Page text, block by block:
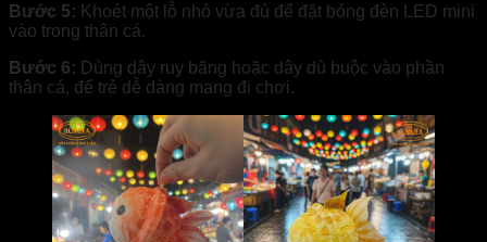
Bước 5: Khoét một lỗ nhỏ vừa đủ để đặt bóng đèn LED mini
vào trong thân cá.
Bước 6: Dùng dây ruy băng hoặc dây dù buộc vào phần
thân cá, để trẻ dễ dàng mang đi chơi.